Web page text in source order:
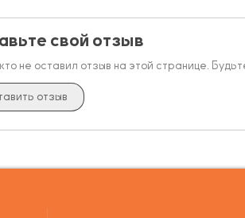
свой отзыв
не оставил отзыв на этой странице.
отзыв